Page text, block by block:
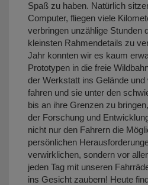
Spaß zu haben. Natürlich
Computer, fliegen viele
verbringen unzählige Stunden
kleinsten Rahmendetails zu
Jahr konnten wir es kaum
Prototypen in die freie
der Werkstatt ins Gelände
fahren und sie unter den
bis an ihre Grenzen zu
der Forschung und
nicht nur den Fahrern die
persönlichen
verwirklichen, sondern vor
jeden Tag mit unseren
ins Gesicht zaubern! Heute